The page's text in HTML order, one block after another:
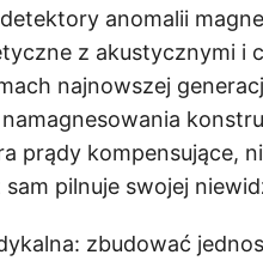
anomalii
z akustycznymi i
najnowszej
prądy kompensujące,
pilnuje swojej
zbudować